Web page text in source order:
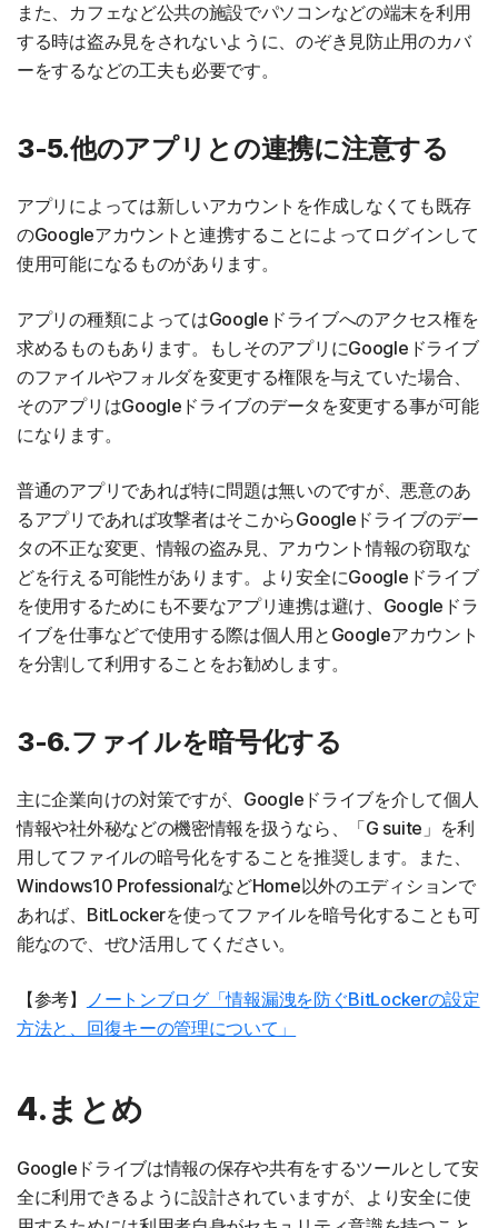
また、カフェなど公共の施設でパソコンなどの端末を利用
する時は盗み見をされないように、のぞき見防止用のカバ
ーをするなどの工夫も必要です。
3-5.他のアプリとの連携に注意する
アプリによっては新しいアカウントを作成しなくても既存
のGoogleアカウントと連携することによってログインして
使用可能になるものがあります。
アプリの種類によってはGoogleドライブへのアクセス権を
求めるものもあります。もしそのアプリにGoogleドライブ
のファイルやフォルダを変更する権限を与えていた場合、
そのアプリはGoogleドライブのデータを変更する事が可能
になります。
普通のアプリであれば特に問題は無いのですが、悪意のあ
るアプリであれば攻撃者はそこからGoogleドライブのデー
タの不正な変更、情報の盗み見、アカウント情報の窃取な
どを行える可能性があります。より安全にGoogleドライブ
を使用するためにも不要なアプリ連携は避け、Googleドラ
イブを仕事などで使用する際は個人用とGoogleアカウント
を分割して利用することをお勧めします。
3-6.ファイルを暗号化する
主に企業向けの対策ですが、Googleドライブを介して個人
情報や社外秘などの機密情報を扱うなら、「G suite」を利
用してファイルの暗号化をすることを推奨します。また、
Windows10 ProfessionalなどHome以外のエディションで
あれば、BitLockerを使ってファイルを暗号化することも可
能なので、ぜひ活用してください。
【参考】
ノートンブログ「情報漏洩を防ぐBitLockerの設定
方法と、回復キーの管理について」
4.まとめ
Googleドライブは情報の保存や共有をするツールとして安
全に利用できるように設計されていますが、より安全に使